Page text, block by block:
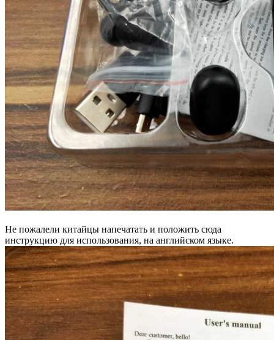
Не пожалели китайцы напечатать и положить сюда
инструкцию для использования, на английском языке.